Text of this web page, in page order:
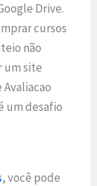
Drive.
cursos
não
um site
um desafio
, você pode